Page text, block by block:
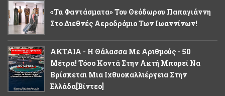
«Τα Φαντάσματα» Του Θεόδωρου Παπαγιάννη
Στο Διεθνές Αεροδρόμιο Των Ιωαννίνων!
ΑΚΤΑΙΑ - Η Θάλασσα Με Αριθμούς - 50
Μέτρα! Τόσο Κοντά Στην Ακτή Μπορεί Να
Βρίσκεται Μια Ιχθυοκαλλιέργεια Στην
Ελλάδα[βίντεο]